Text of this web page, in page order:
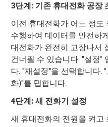
3단계: 기존 휴대전화 공장
이전 휴대전화가 어느 정도
수행하여 데이터를 안전하
대전화가 완전히 고장나서
건너뛸 수 있습니다. "설정"
다. "재설정"을 선택합니다.
화)"를 탭합니다.
4단계: 새 전화기 설정
새 휴대전화의 전원을 켜고